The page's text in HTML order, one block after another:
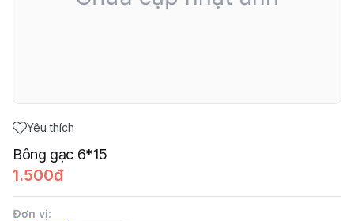
Yêu thích
Bông gạc 6*15
1.500đ
Đơn vị: